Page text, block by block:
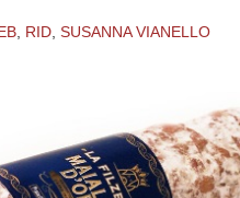
, RID, SUSANNA VIANELLO